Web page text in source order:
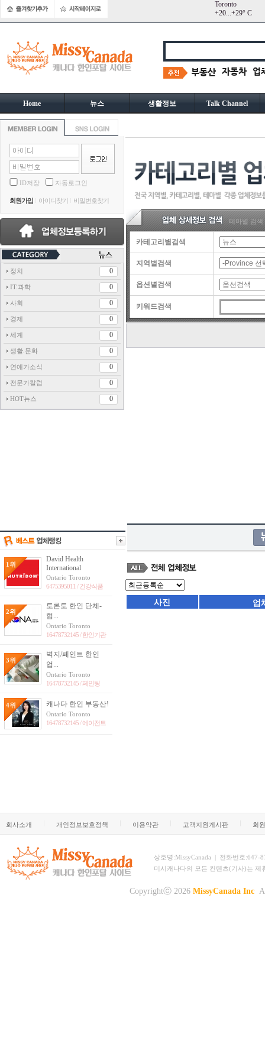
Toronto
+20...+29° C
Home 뉴스 생활정보 Talk Channel
ID저장 자동로그인
회원가입 아이디찾기 비밀번호찾기
정치 0
IT.과학 0
사회 0
경제 0
세계 0
생활.문화 0
연애가소식 0
전문가칼럼 0
HOT뉴스 0
1위
David Health
International
Ontario Toronto
6475395011 /건강식품
2위
토론토 한인 단체-
협...
Ontario Toronto
16478732145 /한인기관
3위
벽지/페인트 한인
업...
Ontario Toronto
16478732145 /페인팅
4위 캐나다 한인 부동산!
Ontario Toronto
16478732145 /에이전트
테마별 검색
카테고리별검색
지역별검색
옵션별검색
키워드검색
사진 업
회사소개 개인정보보호정책 이용약관 고객지원게시판 회
상호명:MissyCanada | 전화번호:647-
미시캐나다의 모든 컨텐츠(기사)는
Copyrightⓒ 2026 MissyCanada Inc